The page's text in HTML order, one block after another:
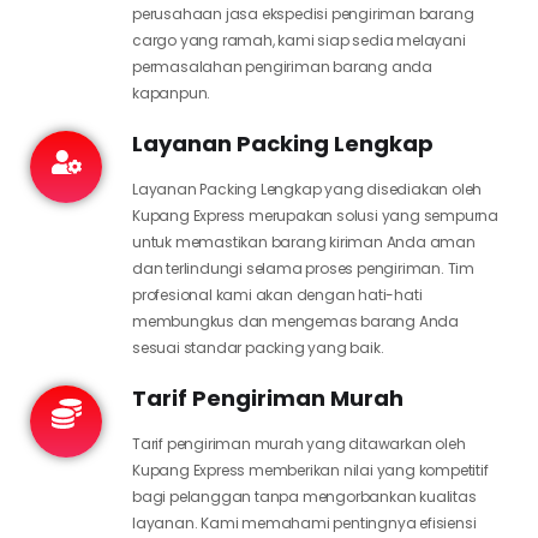
perusahaan jasa ekspedisi pengiriman barang
cargo yang ramah, kami siap sedia melayani
permasalahan pengiriman barang anda
kapanpun.
Layanan Packing Lengkap
Layanan Packing Lengkap yang disediakan oleh
Kupang Express merupakan solusi yang sempurna
untuk memastikan barang kiriman Anda aman
dan terlindungi selama proses pengiriman. Tim
profesional kami akan dengan hati-hati
membungkus dan mengemas barang Anda
sesuai standar packing yang baik.
Tarif Pengiriman Murah
Tarif pengiriman murah yang ditawarkan oleh
Kupang Express memberikan nilai yang kompetitif
bagi pelanggan tanpa mengorbankan kualitas
layanan. Kami memahami pentingnya efisiensi